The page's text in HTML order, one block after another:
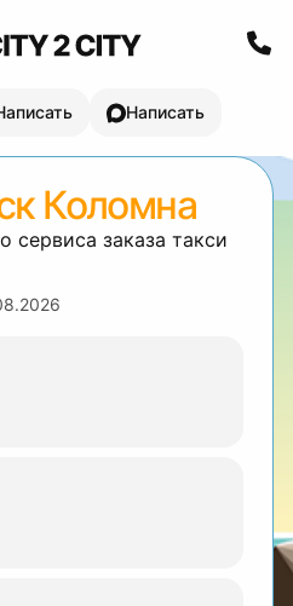
Написать
Коломна
сервиса заказа такси